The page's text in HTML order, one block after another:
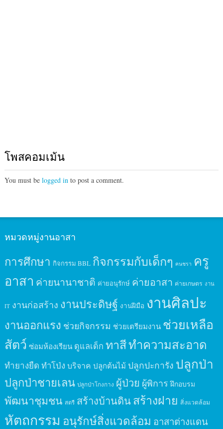
โพสคอมเม้น
You must be logged into post a comment.
หมวดหมู่งานอาสา
การศึกษา กิจกรรม BBL กิจกรรมกับเด็กๆ คนชรา ครู
อาสา ค่ายนานาชาติ ค่ายอนุรักษ์ ค่ายอาสา ค่ายเกษตร งาน
IT งานก่อสร้าง งานประดิษฐ์ งานฝีมือ งานศิลปะ
งานออกแรง ช่วยกิจกรรม ช่วยเตรียมงาน ช่วยเหลือ
สัตว์ ซ่อมห้องเรียน ดูแลเด็ก ทาสีทำความสะอาด
ทำยางยืด ทำโป่ง บริจาค ปลูกต้นไม้ ปลูกปะการัง ปลูกป่า
ปลูกป่าชายเลน ปลูกป่าโกงกาง ผู้ป่วย ผู้พิการ ฝึกอบรม
พัฒนาชุมชน สตรี สร้างบ้านดินสร้างฝาย สิ่งแวดล้อม
หัตถกรรม อนุรักษ์สิ่งแวดล้อม อาสาต่างแดน